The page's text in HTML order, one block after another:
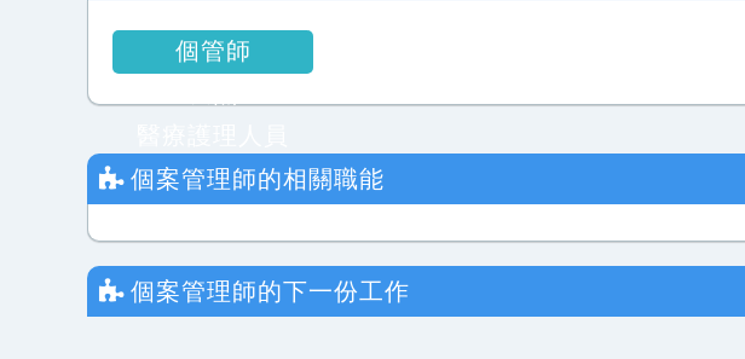
個管師
個案管理師的相關職能
個案管理師的下一份工作